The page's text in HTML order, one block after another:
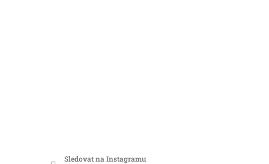
Sledovat na Instagramu